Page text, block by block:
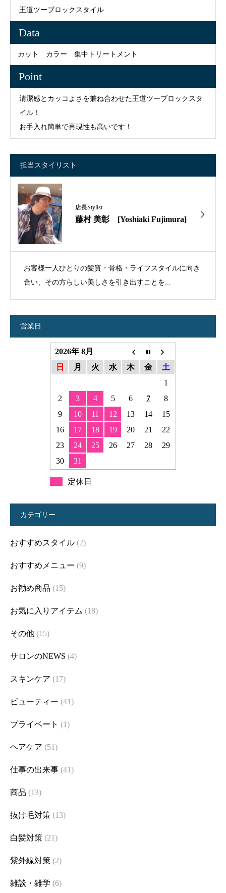
王道ツーブロックスタイル
Data
カット カラー 集中トリートメント
Point
清潔感とカッコよさを兼ね合わせた王道ツーブロックスタ
イル！
お手入れ簡単で再現性も高いです！
担当スタイリスト
店長Stylist
藤村 美彰 [Yoshiaki Fujimura]
お客様一人ひとりの髪質・骨格・ライフスタイルに向き
合い、その方らしい美しさを引き出すことを...
営業日
2026年 8月
日
月 火 水 木 金
土
1
2
3 4 5 6 7
8
9
10 11 12 13 14
15
16
17 18 19 20 21
22
23
24 25 26 27 28
29
30
31
定休日
カテゴリー
おすすめスタイル (2)
おすすめメニュー (9)
お勧め商品 (15)
お気に入りアイテム (18)
その他 (15)
サロンのNEWS (4)
スキンケア (17)
ビューティー (41)
プライベート (1)
ヘアケア (51)
仕事の出来事 (41)
商品 (13)
抜け毛対策 (13)
白髪対策 (21)
紫外線対策 (2)
雑談・雑学 (6)